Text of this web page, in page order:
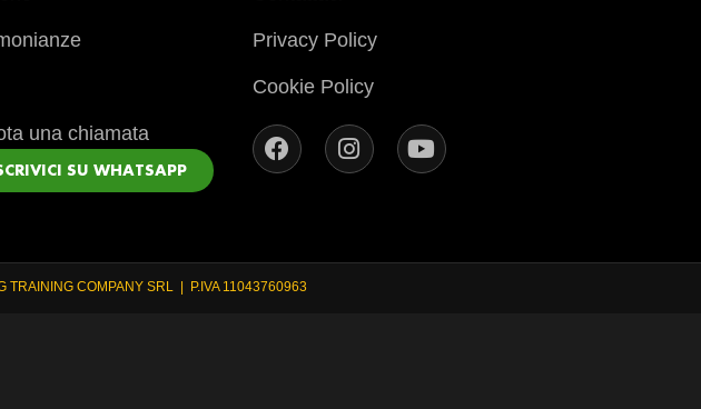
una chiamata
SU WHATSAPP
Privacy Policy
Cookie Policy
COMPANY SRL | P.IVA 11043760963